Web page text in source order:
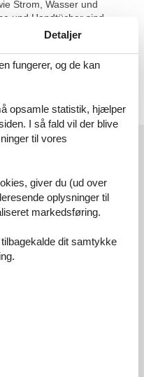
Strom, Wasser und
und Handtücher sind
Ein PKW-Außenstellplatz
steht Ihnen eine
zur Verfügung, wobei gem.
erfolgt.
Detaljer
fungerer, og de kan
opsamle statistik, hjælper
I så fald vil der blive
til vores
giver du (ud over
oplysninger til
markedsføring.
dit samtykke